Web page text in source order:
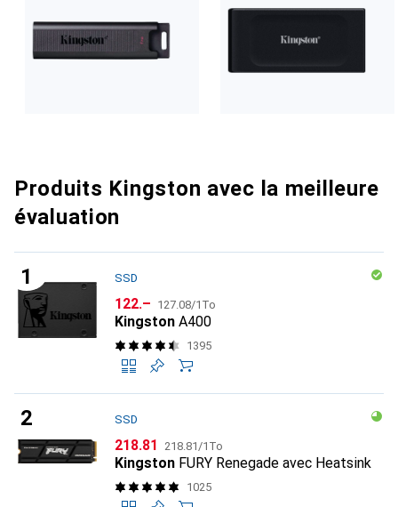
Produits Kingston avec la meilleure
évaluation
SSD
CHF
122.– CHF
127.08/1To
Kingston A400
1395
SSD
CHF
218.81 CHF
218.81/1To
Kingston FURY Renegade avec Heatsink
1025